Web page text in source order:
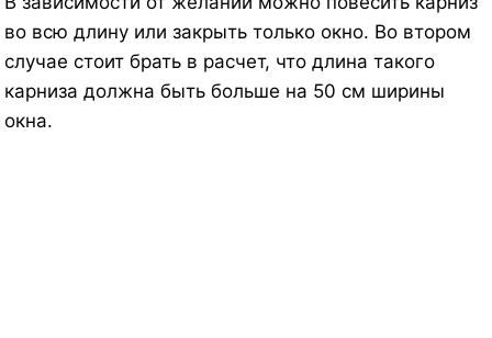
во всю длину или закрыть только окно. Во втором
случае стоит брать в расчет, что длина такого
карниза должна быть больше на 50 см ширины
окна.